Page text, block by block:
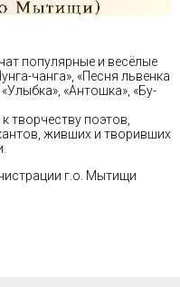
популярные и весёлые
чанга», «Песня львенка
«Антошка», «Бу-
творчеству поэтов,
живших и творивших
г.о. Мытищи